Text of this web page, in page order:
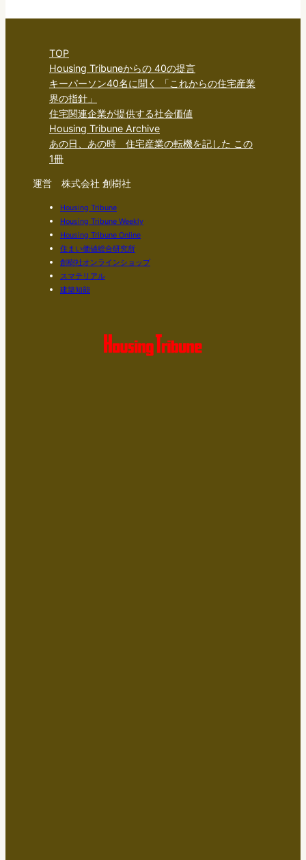
TOP
Housing Tribuneからの 40の提言
キーパーソン40名に聞く 「これからの住宅産業
界の指針」
住宅関連企業が提供する社会価値
Housing Tribune Archive
あの日、あの時 住宅産業の転機を記した この
1冊
運営 株式会社 創樹社
Housing Tribune
Housing Tribune Weekly
Housing Tribune Online
住まい価値総合研究所
創樹社オンラインショップ
スマテリアル
建築知能